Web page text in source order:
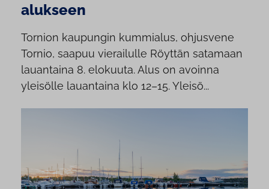
alukseen
Tornion kaupungin kummialus, ohjusvene
Tornio, saapuu vierailulle Röyttän satamaan
lauantaina 8. elokuuta. Alus on avoinna
yleisölle lauantaina klo 12–15. Yleisö...